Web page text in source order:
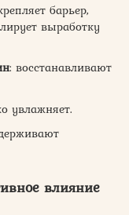
барьер,
выработку
: восстанавливают
увлажняет.
влияние